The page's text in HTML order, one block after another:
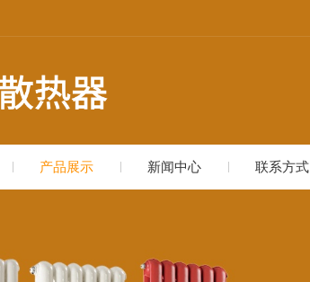
产品展示 新闻中心 联系方式